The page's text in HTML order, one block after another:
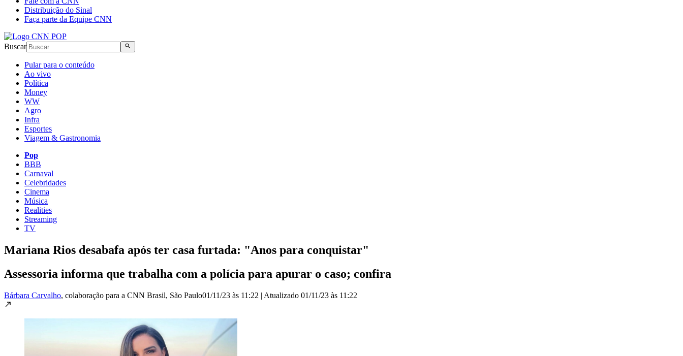
Distribuição do Sinal
Faça parte da Equipe CNN
Buscar
Pular para o conteúdo
Ao vivo
Política
Money
WW
Agro
Infra
Esportes
Viagem & Gastronomia
Pop
BBB
Carnaval
Celebridades
Cinema
Música
Realities
Streaming
TV
Mariana Rios desabafa após ter casa furtada: "Anos para conquistar"
Assessoria informa que trabalha com a polícia para apurar o caso; confira
Bárbara Carvalho, colaboração para a CNN Brasil, São Paulo01/11/23 às 11:22 | Atualizado 01/11/23 às 11:22